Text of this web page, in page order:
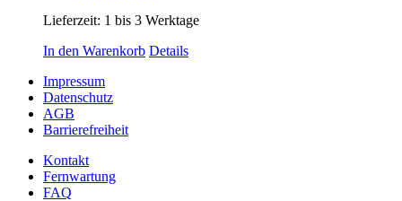
Lieferzeit: 1 bis 3 Werktage
In den Warenkorb Details
Impressum
Datenschutz
AGB
Barrierefreiheit
Kontakt
Fernwartung
FAQ